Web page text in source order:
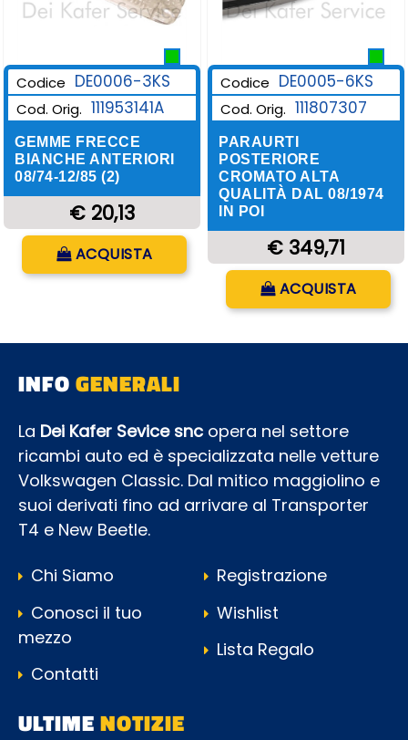
Codice DE0006-3KS
Cod. Orig. 111953141A
GEMME FRECCE
BIANCHE ANTERIORI
08/74-12/85 (2)
€ 20,13
Quantità
ACQUISTA
Codice DE0005-6KS
Cod. Orig. 111807307
PARAURTI
POSTERIORE
CROMATO ALTA
QUALITÀ DAL 08/1974
IN POI
€ 349,71
Quantità
ACQUISTA
INFOGENERALI
La Dei Kafer Sevice snc opera nel settore
ricambi auto ed è specializzata nelle vetture
Volkswagen Classic. Dal mitico maggiolino e
suoi derivati fino ad arrivare al Transporter
T4 e New Beetle.
Chi Siamo
Conosci il tuo
mezzo
Contatti
Registrazione
Wishlist
Lista Regalo
ULTIMENOTIZIE